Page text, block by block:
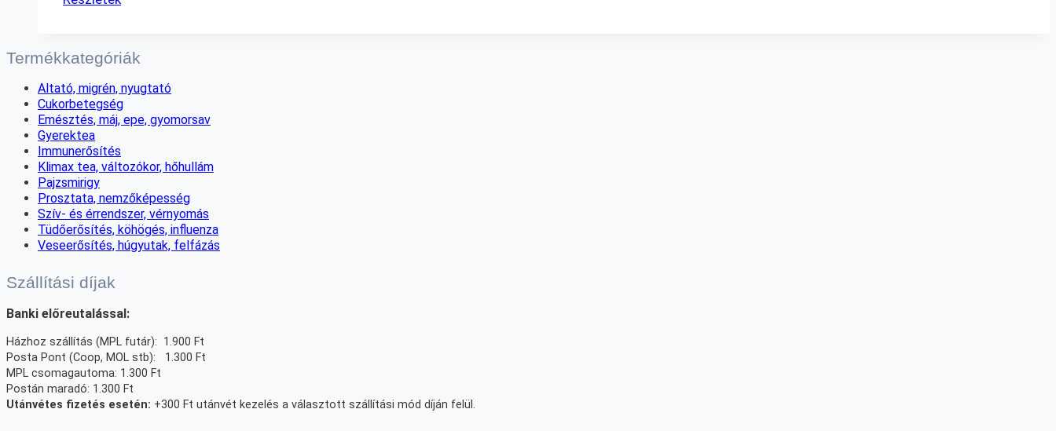
Termékkategóriák
Altató, migrén, nyugtató
Cukorbetegség
Emésztés, máj, epe, gyomorsav
Gyerektea
Immunerősítés
Klimax tea, változókor, hőhullám
Pajzsmirigy
Prosztata, nemzőképesség
Szív- és érrendszer, vérnyomás
Tüdőerősítés, köhögés, influenza
Veseerősítés, húgyutak, felfázás
Szállítási díjak
Banki előreutalással:
Házhoz szállítás (MPL futár): 1.900 Ft
Posta Pont (Coop, MOL stb): 1.300 Ft
MPL csomagautoma: 1.300 Ft
Postán maradó: 1.300 Ft
Utánvétes fizetés esetén: +300 Ft utánvét kezelés a választott szállítási mód díján felül.